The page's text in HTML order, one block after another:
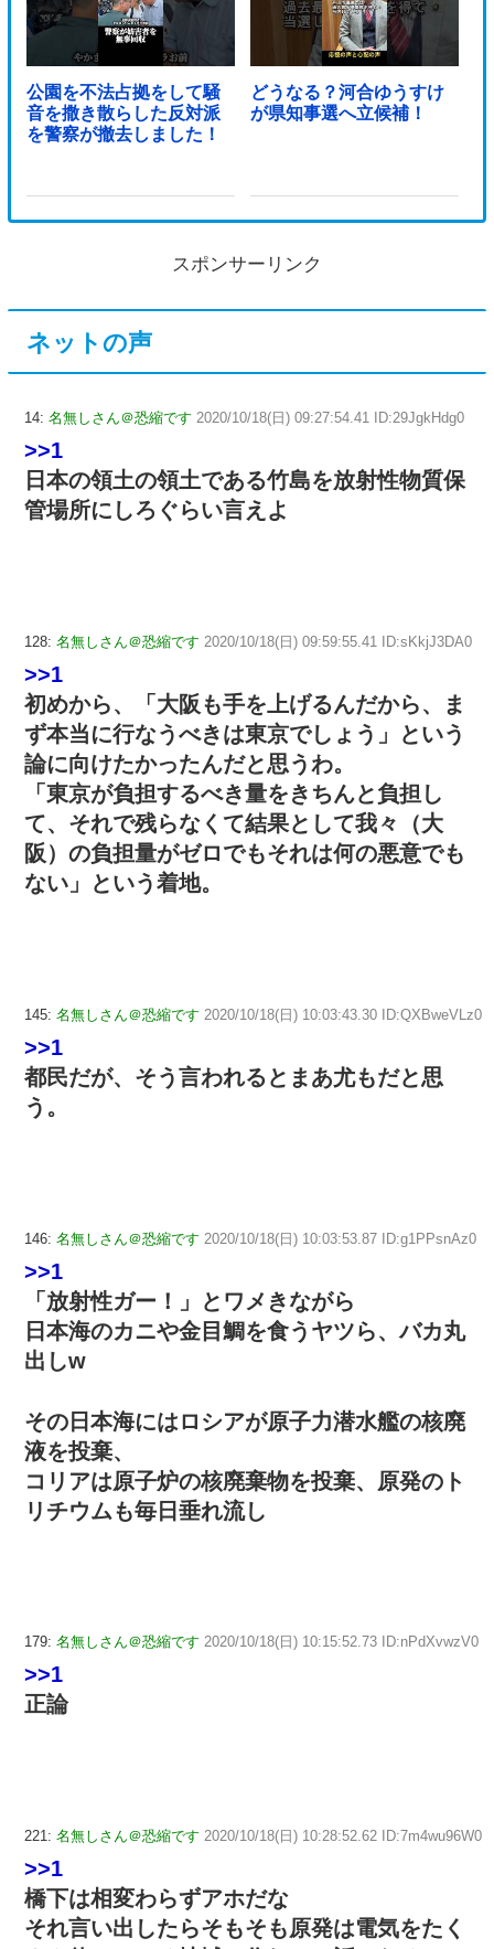
公園を不法占拠をして騒
音を撒き散らした反対派
を警察が撤去しました！
どうなる？河合ゆうすけ
が県知事選へ立候補！
スポンサーリンク
ネットの声
14: 名無しさん＠恐縮です 2020/10/18(日) 09:27:54.41 ID:29JgkHdg0
>>1
日本の領土の領土である竹島を放射性物質保
管場所にしろぐらい言えよ
128: 名無しさん＠恐縮です 2020/10/18(日) 09:59:55.41 ID:sKkjJ3DA0
>>1
初めから、「大阪も手を上げるんだから、ま
ず本当に行なうべきは東京でしょう」という
論に向けたかったんだと思うわ。
「東京が負担するべき量をきちんと負担し
て、それで残らなくて結果として我々（大
阪）の負担量がゼロでもそれは何の悪意でも
ない」という着地。
145: 名無しさん＠恐縮です 2020/10/18(日) 10:03:43.30 ID:QXBweVLz0
>>1
都民だが、そう言われるとまあ尤もだと思
う。
146: 名無しさん＠恐縮です 2020/10/18(日) 10:03:53.87 ID:g1PPsnAz0
>>1
「放射性ガー！」とワメきながら
日本海のカニや金目鯛を食うヤツら、バカ丸
出しw
その日本海にはロシアが原子力潜水艦の核廃
液を投棄、
コリアは原子炉の核廃棄物を投棄、原発のト
リチウムも毎日垂れ流し
179: 名無しさん＠恐縮です 2020/10/18(日) 10:15:52.73 ID:nPdXvwzV0
>>1
正論
221: 名無しさん＠恐縮です 2020/10/18(日) 10:28:52.62 ID:7m4wu96W0
>>1
橋下は相変わらずアホだな
それ言い出したらそもそも原発は電気をたく